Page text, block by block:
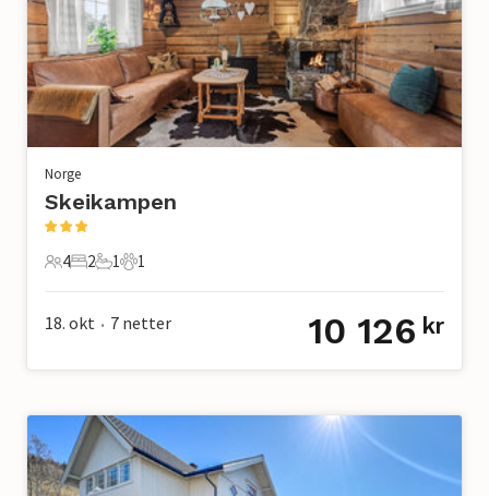
Norge
Skeikampen
4 Gjester
4
2 Soverom
2
1 Bad
1
1 Kjæledyr
1
18. okt • 7 netter 10 126 kr